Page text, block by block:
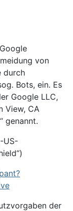
von
durch
Bots, ein. Es
Google LLC,
View, CA
genannt.
US-
der